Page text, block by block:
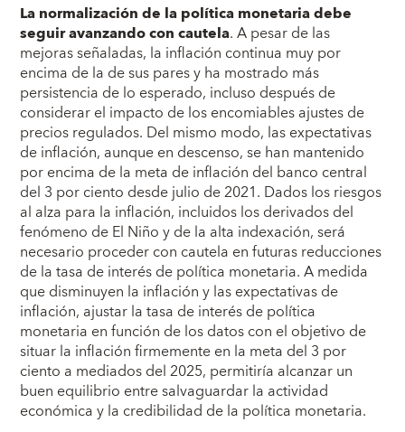
La normalización de la política monetaria debe
seguir avanzando con cautela. A pesar de las
mejoras señaladas, la inflación continua muy por
encima de la de sus pares y ha mostrado más
persistencia de lo esperado, incluso después de
considerar el impacto de los encomiables ajustes de
precios regulados. Del mismo modo, las expectativas
de inflación, aunque en descenso, se han mantenido
por encima de la meta de inflación del banco central
del 3 por ciento desde julio de 2021. Dados los riesgos
al alza para la inflación, incluidos los derivados del
fenómeno de El Niño y de la alta indexación, será
necesario proceder con cautela en futuras reducciones
de la tasa de interés de política monetaria. A medida
que disminuyen la inflación y las expectativas de
inflación, ajustar la tasa de interés de política
monetaria en función de los datos con el objetivo de
situar la inflación firmemente en la meta del 3 por
ciento a mediados del 2025, permitiría alcanzar un
buen equilibrio entre salvaguardar la actividad
económica y la credibilidad de la política monetaria.